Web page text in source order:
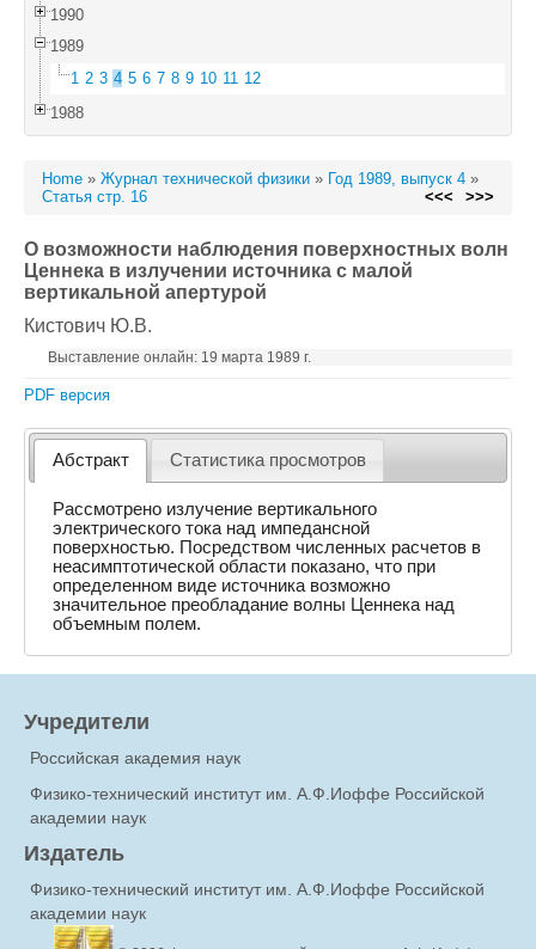
1990
1989
1 2 3 4 5 6 7 8 9 10 11 12
1988
Home » Журнал технической физики » Год 1989, выпуск 4 »
Статья стр. 16
<<< >>>
О возможности наблюдения поверхностных волн
Ценнека в излучении источника с малой
вертикальной апертурой
Кистович Ю.В.
Выставление онлайн: 19 марта 1989 г.
PDF версия
Абстракт Статистика просмотров
Рассмотрено излучение вертикального
электрического тока над импедансной
поверхностью. Посредством численных расчетов в
неасимптотической области показано, что при
определенном виде источника возможно
значительное преобладание волны Ценнека над
объемным полем.
Учредители
Российская академия наук
Физико-технический институт им. А.Ф.Иоффе Российской
академии наук
Издатель
Физико-технический институт им. А.Ф.Иоффе Российской
академии наук